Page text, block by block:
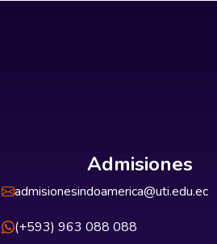
Admisiones
admisionesindoamerica@uti.edu.ec
(+593) 963 088 088